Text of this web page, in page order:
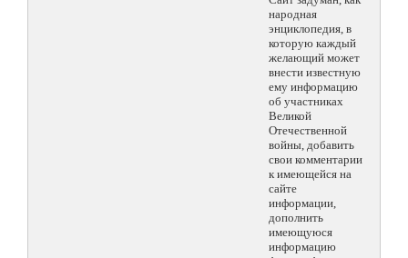
народная
энциклопедия, в
которую каждый
желающий может
внести известную
ему информацию
об участниках
Великой
Отечественной
войны, добавить
свои комментарии
к имеющейся на
сайте
информации,
дополнить
имеющуюся
информацию